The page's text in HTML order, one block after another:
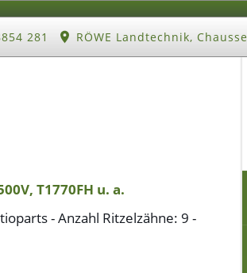
281 RÖWE Landtechnik,
T1770FH u. a.
- Anzahl Ritzelzähne: 9 -